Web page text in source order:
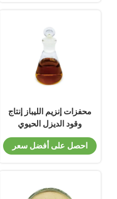
محفزات إنزيم الليباز إنتاج
وقود الديزل الحيوي
المستدام والفعال
احصل على أفضل سعر